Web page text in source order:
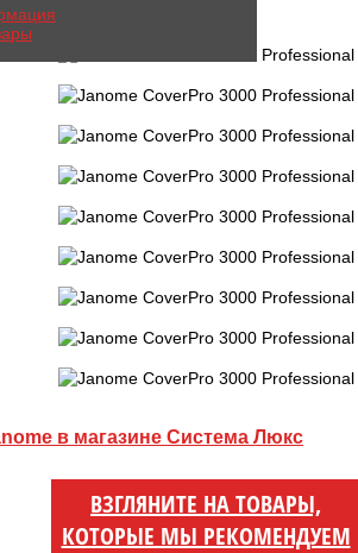
в магазине Система Люкс
ВЗГЛЯНИТЕ НА ТОВАРЫ,
КОТОРЫЕ МЫ РЕКОМЕНДУЕМ